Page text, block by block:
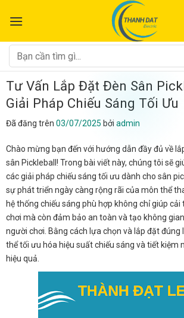
đến
dung
Tìm
kiếm:
Tư Vấn Lắp Đặt Đèn Sân
Giải Pháp Chiếu Sáng Tối Ưu
Đã đăng trên 03/07/2025 bởi admin
Chào mừng bạn đến với hướng dẫn đầy đủ về
sân Pickleball! Trong bài viết này, chúng tôi sẽ
các giải pháp chiếu sáng tối ưu dành cho sân
sự phát triển ngày càng rộng rãi của môn thể
hệ thống chiếu sáng phù hợp không chỉ giúp
chơi mà còn đảm bảo an toàn và tạo không
người chơi. Bằng cách lựa chọn và lắp đặt đúng
thể tối ưu hóa hiệu suất chiếu sáng và tiết kiệm
hiệu quả.